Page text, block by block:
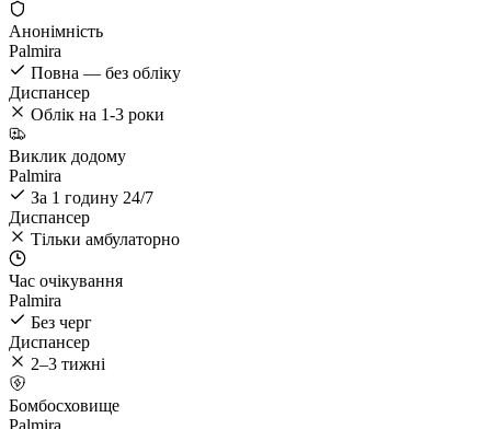
Анонімність
Palmira
Повна — без обліку
Диспансер
Облік на 1-3 роки
Виклик додому
Palmira
За 1 годину 24/7
Диспансер
Тільки амбулаторно
Час очікування
Palmira
Без черг
Диспансер
2–3 тижні
Бомбосховище
Palmira